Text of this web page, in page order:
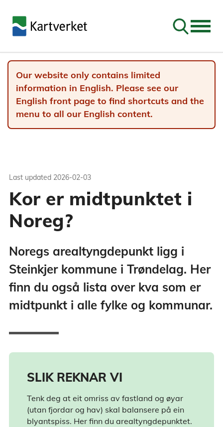
Go to
Our website only contains limited
information in English. Please see our
English front page to find shortcuts and the
menu to all our English content.
Last updated 2026-02-03
Kor er midtpunktet i
Noreg?
Noregs arealtyngdepunkt ligg i
Steinkjer kommune i Trøndelag. Her
finn du også lista over kva som er
midtpunkt i alle fylke og kommunar.
SLIK REKNAR VI
Tenk deg at eit omriss av fastland og øyar
(utan fjordar og hav) skal balansere på ein
blyantspiss. Her finn du arealtyngdepunktet.